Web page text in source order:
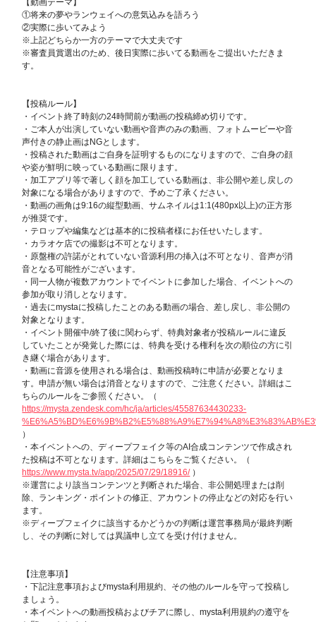
【動画テーマ】
①将来の夢やランウェイへの意気込みを語ろう
②実際に歩いてみよう
※上記どちらか一方のテーマで大丈夫です
※審査員賞選出のため、後日実際に歩いてる動画をご提出いただきま
す。
【投稿ルール】
・イベント終了時刻の24時間前が動画の投稿締め切りです。
・ご本人が出演していない動画や音声のみの動画、フォトムービーや音
声付きの静止画はNGとします。
・投稿された動画はご自身を証明するものになりますので、ご自身の顔
や姿が鮮明に映っている動画に限ります。
・加工アプリ等で著しく顔を加工している動画は、非公開や差し戻しの
対象になる場合がありますので、予めご了承ください。
・動画の画角は9:16の縦型動画、サムネイルは1:1(480px以上)の正方形
が推奨です。
・テロップや編集などは基本的に投稿者様にお任せいたします。
・カラオケ店での撮影は不可となります。
・原盤権の許諾がとれていない音源利用の挿入は不可となり、音声が消
音となる可能性がございます。
・同一人物が複数アカウントでイベントに参加した場合、イベントへの
参加が取り消しとなります。
・過去にmystaに投稿したことのある動画の場合、差し戻し、非公開の
対象となります。
・イベント開催中/終了後に関わらず、特典対象者が投稿ルールに違反
していたことが発覚した際には、特典を受ける権利を次の順位の方に引
き継ぐ場合があります。
・動画に音源を使用される場合は、動画投稿時に申請が必要となりま
す。申請が無い場合は消音となりますので、ご注意ください。詳細はこ
ちらのルールをご参照ください。（
https://mysta.zendesk.com/hc/ja/articles/45587634430233-
）
・本イベントへの、ディープフェイク等のAI合成コンテンツで作成され
た投稿は不可となります。詳細はこちらをご覧ください。（
https://www.mysta.tv/app/2025/07/29/18916/）
※運営により該当コンテンツと判断された場合、非公開処理または削
除、ランキング・ポイントの修正、アカウントの停止などの対応を行い
ます。
※ディープフェイクに該当するかどうかの判断は運営事務局が最終判断
し、その判断に対しては異議申し立てを受け付けません。
【注意事項】
・下記注意事項およびmysta利用規約、その他のルールを守って投稿し
ましょう。
・本イベントへの動画投稿およびチアに際し、mysta利用規約の遵守を